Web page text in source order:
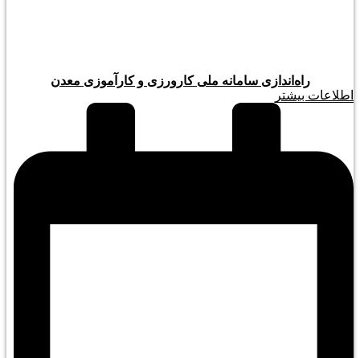
راه‌اندازی سامانه ملی کارورزی و کارآموزی معدن
اطلاعات بیشتر